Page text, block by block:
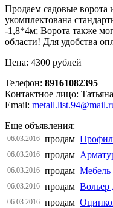
Продаем садовые ворота
укомплектована
-1,8*4м; Ворота также
области! Для удобства
Цена: 4300 рублей
Телефон: 89161082395
Контактное лицо: Татьяна
Email:
Еще объявления:
06.03.2016 продам
06.03.2016 продам
06.03.2016 продам Мебель
06.03.2016 продам Вольер
06.03.2016 продам